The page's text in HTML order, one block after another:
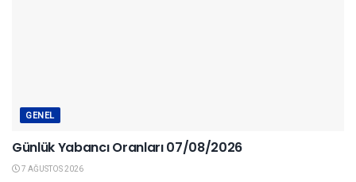
GENEL
Günlük Yabancı Oranları 07/08/2026
7 AĞUSTOS 2026